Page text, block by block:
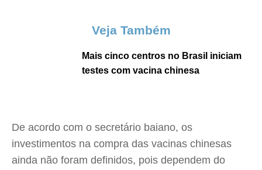
Veja Também
Mais cinco centros no Brasil iniciam
testes com vacina chinesa
De acordo com o secretário baiano, os
investimentos na compra das vacinas chinesas
ainda não foram definidos, pois dependem do